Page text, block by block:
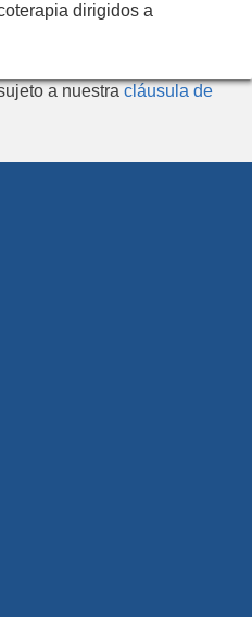
dirigidos a
a nuestracláusula de